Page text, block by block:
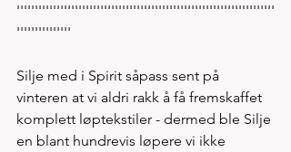
'''''''''''''''''''''''''''''''''''''''''''''''''''''''''''''''''''''''
'''''''''''''''
Silje med i Spirit såpass sent på
vinteren at vi aldri rakk å få fremskaffet
komplett løptekstiler - dermed ble Silje
en blant hundrevis løpere vi ikke